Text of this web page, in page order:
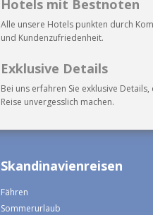
Hotels mit Bestnoten
Alle unsere Hotels punkten durch
und Kundenzufriedenheit.
Exklusive Details
Bei uns erfahren Sie exklusive Details,
Reise unvergesslich machen.
Skandinavienreisen
Fähren
Sommerurlaub